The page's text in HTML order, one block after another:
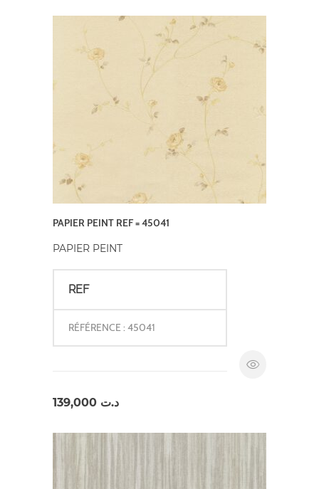
PAPIER PEINT REF = 45041
PAPIER PEINT
REF
RÉFÉRENCE : 45041
د.ت